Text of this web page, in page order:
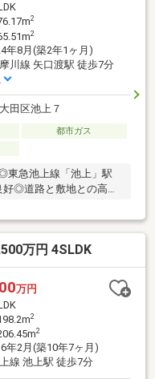
2
2
年8月(築2年1ヶ月)
川線 矢口渡駅 徒歩7分
田区池上７
都市ガス
東急池上線「池上」駅
◎道路と敷地との高低
車種による）
全居室エアコン付き
ったりとしたLDK◎全
万円 4SLDK
万円
2
2
年2月(築10年7ヶ月)
線 池上駅 徒歩7分